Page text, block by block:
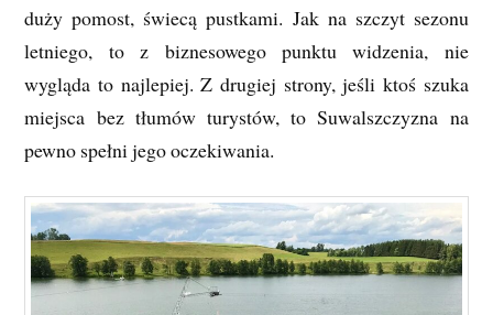
duży pomost, świecą pustkami. Jak na szczyt sezonu
letniego, to z biznesowego punktu widzenia, nie
wygląda to najlepiej. Z drugiej strony, jeśli ktoś szuka
miejsca bez tłumów turystów, to Suwalszczyzna na
pewno spełni jego oczekiwania.